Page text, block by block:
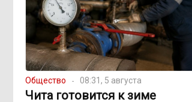
Общество 08:31, 5 августа
Чита готовится к зиме